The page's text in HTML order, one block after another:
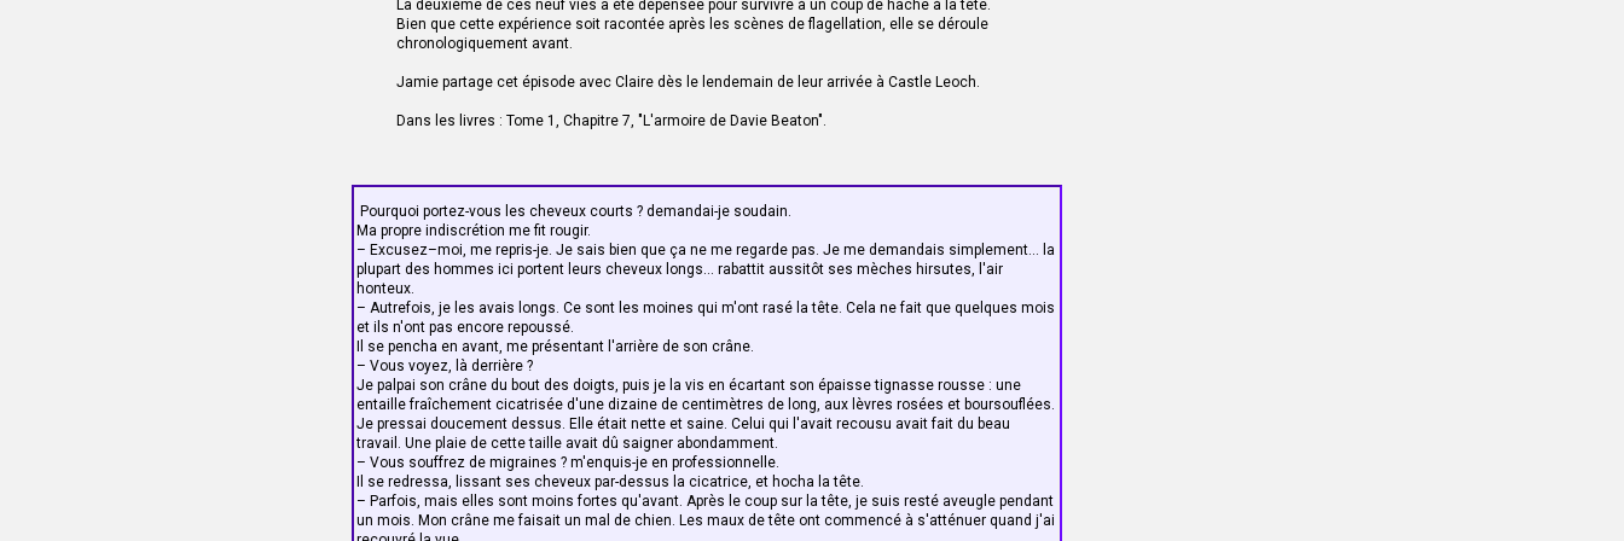
La deuxième de ces neuf vies a été dépensée pour survivre à un coup de hache à la tête.
Bien que cette expérience soit racontée après les scènes de flagellation, elle se déroule
chronologiquement avant.
Jamie partage cet épisode avec Claire dès le lendemain de leur arrivée à Castle Leoch.
Dans les livres : Tome 1, Chapitre 7, "L'armoire de Davie Beaton".
– Quelle générosité de sa part ! Belle conscience professionnelle ! Et qu'en a pensé le capitaine Randall
– Au début, il a fait la grimace, puis il s'est fait une raison.
Des gens dans l'assistance l'ont applaudi, ce qui n'était pas pour plaire au capitaine. Il n'a pas été ravi
applaudissements de la foule.
au-dessus de votre tête et des ronces qui vous piquent le cul. Mais tout ça n'est rien à côté du fait de se
trouver nez à nez avec son ennemi quand votre propre sang vous dégouline sur le kilt.
– Je m'en doute.
Je plongeai les deux mains dans le liquide jaunâtre, laissant l'eau glacée mordre mes poignets.
– Plus tard dans la semaine, je suis retourné voir Randall, reprit Dougal sur la défensive, comme s'il
devait justifier son geste. Nous avons parlé longuement et je lui ai même offert une compensation...
– Oh, je suis très impressionnée ! murmurai-je.
Je regrettai aussitôt mon sarcasme et tentai de me rattraper :
– Non, sincèrement. C'était généreux de votre part. Je suppose que Randall a décliné votre offre.
– Oui. Mais j'ignore encore pourquoi. Généralement, les officiers anglais n'ont pas tant de scrupules à se
laisser corrompre. La solde que leur verse la Couronne n'est pas brillante et le capitaine a des goûts de
luxe.
– Il a peut-être d'autres sources de revenu ? suggérai-je.
– En effet, confirma-t-il en me lançant un regard surpris.
J'y suis encore retourné le jour où Jamie a subi la seconde flagellation. Histoire d'être là, car je ne
pouvais pas grand-chose pour lui, pauvre gamin !
La seconde fois, Jamie avait été le seul prisonnier à être flagellé. Les gardes lui avaient enlevé sa
Pourquoi portez-vous les cheveux courts ? demandai-je soudain.
Ma propre indiscrétion me fit rougir.
– Excusez–moi, me repris-je. Je sais bien que ça ne me regarde pas. Je me demandais simplement... la
plupart des hommes ici portent leurs cheveux longs... rabattit aussitôt ses mèches hirsutes, l'air
honteux.
– Autrefois, je les avais longs. Ce sont les moines qui m'ont rasé la tête. Cela ne fait que quelques mois
et ils n'ont pas encore repoussé.
Il se pencha en avant, me présentant l'arrière de son crâne.
– Vous voyez, là derrière ?
Je palpai son crâne du bout des doigts, puis je la vis en écartant son épaisse tignasse rousse : une
entaille fraîchement cicatrisée d'une dizaine de centimètres de long, aux lèvres rosées et boursouflées.
Je pressai doucement dessus. Elle était nette et saine. Celui qui l'avait recousu avait fait du beau
travail. Une plaie de cette taille avait dû saigner abondamment.
– Vous souffrez de migraines ? m'enquis-je en professionnelle.
Il se redressa, lissant ses cheveux par-dessus la cicatrice, et hocha la tête.
– Parfois, mais elles sont moins fortes qu'avant. Après le coup sur la tête, je suis resté aveugle pendant
un mois. Mon crâne me faisait un mal de chien. Les maux de tête ont commencé à s'atténuer quand j'ai